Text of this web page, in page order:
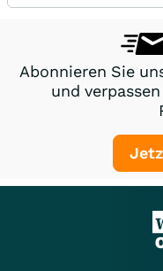
Abonnieren Sie
und